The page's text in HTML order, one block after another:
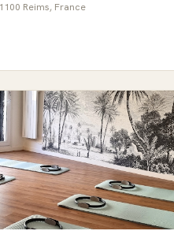
Reims, France